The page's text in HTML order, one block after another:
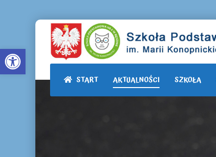
Otwórz pasek narzędzi
START AKTUALNOŚCI SZKOŁA